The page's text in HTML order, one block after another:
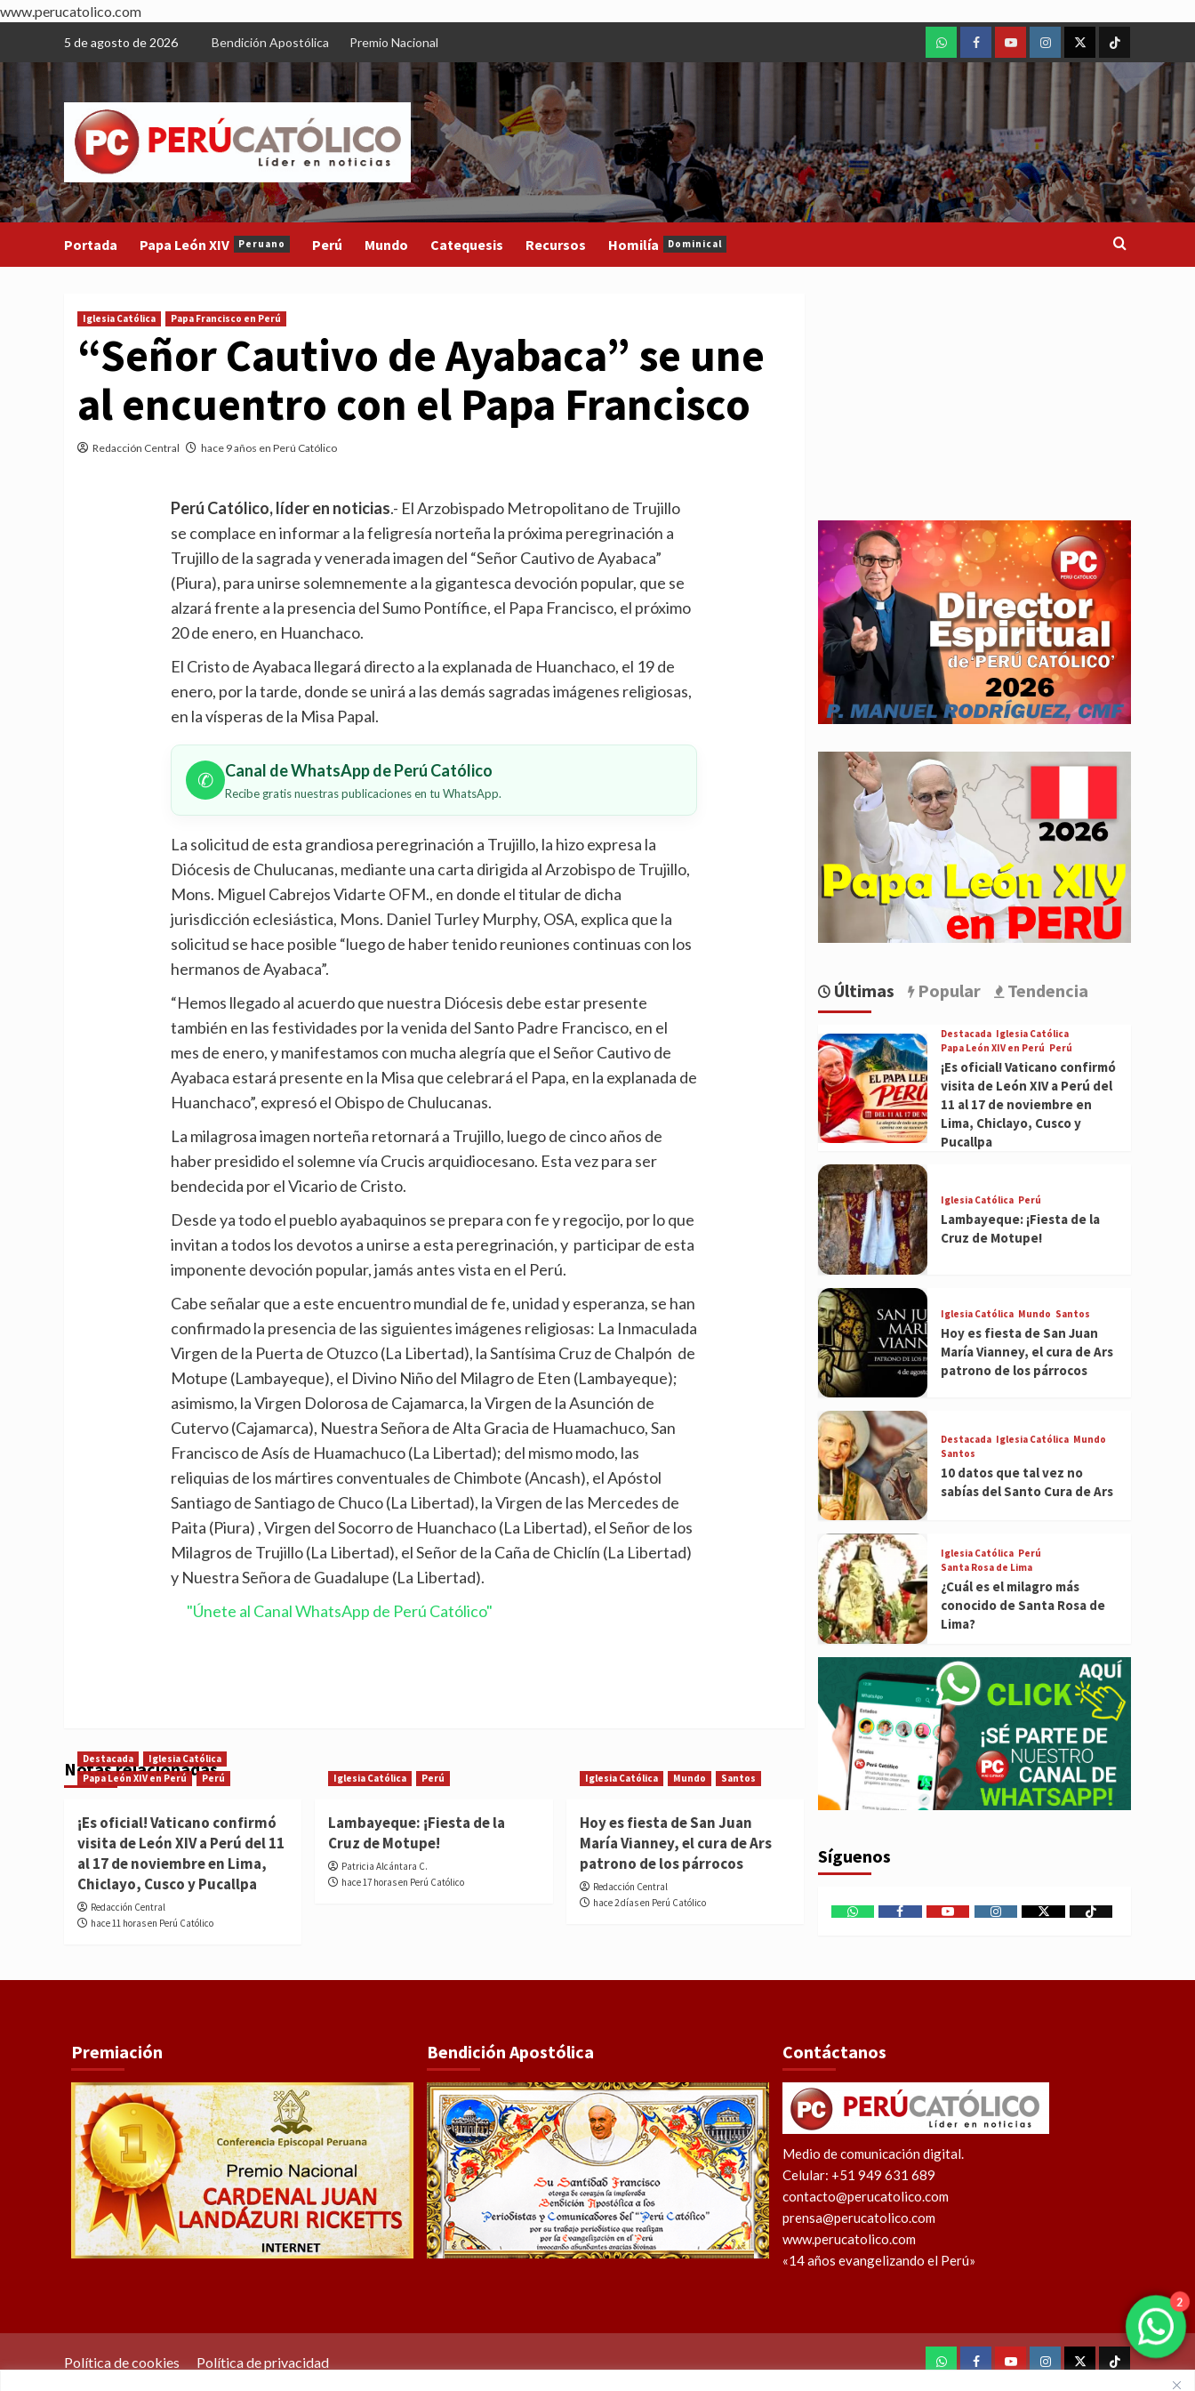
www.perucatolico.com
content
5 de agosto de 2026 Bendición Apostólica Premio Nacional
WhatsAppFacebookYoutubeInstagram
X TikTok
Portada Papa León XIV Peruano Perú Mundo Catequesis Recursos Homilía Dominical
Iglesia Católica Papa Francisco en Perú
“Señor Cautivo de Ayabaca” se une
al encuentro con el Papa Francisco
Redacción Central hace 9 años en Perú Católico
Perú Católico, líder en noticias.- El Arzobispado Metropolitano de Trujillo
se complace en informar a la feligresía norteña la próxima peregrinación a
Trujillo de la sagrada y venerada imagen del “Señor Cautivo de Ayabaca”
(Piura), para unirse solemnemente a la gigantesca devoción popular, que se
alzará frente a la presencia del Sumo Pontífice, el Papa Francisco, el próximo
20 de enero, en Huanchaco.
El Cristo de Ayabaca llegará directo a la explanada de Huanchaco, el 19 de
enero, por la tarde, donde se unirá a las demás sagradas imágenes religiosas,
en la vísperas de la Misa Papal.
✆ Canal de WhatsApp de Perú Católico
Recibe gratis nuestras publicaciones en tu WhatsApp.
La solicitud de esta grandiosa peregrinación a Trujillo, la hizo expresa la
Diócesis de Chulucanas, mediante una carta dirigida al Arzobispo de Trujillo,
Mons. Miguel Cabrejos Vidarte OFM., en donde el titular de dicha
jurisdicción eclesiástica, Mons. Daniel Turley Murphy, OSA, explica que la
solicitud se hace posible “luego de haber tenido reuniones continuas con los
hermanos de Ayabaca”.
“Hemos llegado al acuerdo que nuestra Diócesis debe estar presente
también en las festividades por la venida del Santo Padre Francisco, en el
mes de enero, y manifestamos con mucha alegría que el Señor Cautivo de
Ayabaca estará presente en la Misa que celebrará el Papa, en la explanada de
Huanchaco”, expresó el Obispo de Chulucanas.
La milagrosa imagen norteña retornará a Trujillo, luego de cinco años de
haber presidido el solemne vía Crucis arquidiocesano. Esta vez para ser
bendecida por el Vicario de Cristo.
Desde ya todo el pueblo ayabaquinos se prepara con fe y regocijo, por lo que
invitan a todos los devotos a unirse a esta peregrinación, y participar de esta
imponente devoción popular, jamás antes vista en el Perú.
Cabe señalar que a este encuentro mundial de fe, unidad y esperanza, se han
confirmado la presencia de las siguientes imágenes religiosas: La Inmaculada
Virgen de la Puerta de Otuzco (La Libertad), la Santísima Cruz de Chalpón de
Motupe (Lambayeque), el Divino Niño del Milagro de Eten (Lambayeque);
asimismo, la Virgen Dolorosa de Cajamarca, la Virgen de la Asunción de
Cutervo (Cajamarca), Nuestra Señora de Alta Gracia de Huamachuco, San
Francisco de Asís de Huamachuco (La Libertad); del mismo modo, las
reliquias de los mártires conventuales de Chimbote (Ancash), el Apóstol
Santiago de Santiago de Chuco (La Libertad), la Virgen de las Mercedes de
Paita (Piura) , Virgen del Socorro de Huanchaco (La Libertad), el Señor de los
Milagros de Trujillo (La Libertad), el Señor de la Caña de Chiclín (La Libertad)
y Nuestra Señora de Guadalupe (La Libertad).
"Únete al Canal WhatsApp de Perú Católico"
Notas relacionadas
Destacada
Iglesia Católica
Papa León XIV en Perú
Perú
¡Es oficial! Vaticano confirmó
visita de León XIV a Perú del 11
al 17 de noviembre en Lima,
Chiclayo, Cusco y Pucallpa
Redacción Central
hace 11 horas en Perú Católico
Iglesia Católica Perú
Lambayeque: ¡Fiesta de la
Cruz de Motupe!
Patricia Alcántara C.
hace 17 horas en Perú Católico
Iglesia Católica Mundo Santos
Hoy es fiesta de San Juan
María Vianney, el cura de Ars
patrono de los párrocos
Redacción Central
hace 2 días en Perú Católico
Últimas Popular Tendencia
Destacada Iglesia Católica
Papa León XIV en Perú Perú
¡Es oficial! Vaticano confirmó
visita de León XIV a Perú del
11 al 17 de noviembre en
Lima, Chiclayo, Cusco y
Pucallpa
Iglesia Católica Perú
Lambayeque: ¡Fiesta de la
Cruz de Motupe!
Iglesia Católica Mundo Santos
Hoy es fiesta de San Juan
María Vianney, el cura de Ars
patrono de los párrocos
Destacada Iglesia Católica Mundo
Santos
10 datos que tal vez no
sabías del Santo Cura de Ars
Iglesia Católica Perú
Santa Rosa de Lima
¿Cuál es el milagro más
conocido de Santa Rosa de
Lima?
Síguenos
WhatsAppFacebookYoutubeInstagram
X TikTok
Premiación Bendición Apostólica Contáctanos
Medio de comunicación digital.
Celular: +51 949 631 689
contacto@perucatolico.com
prensa@perucatolico.com
www.perucatolico.com
«14 años evangelizando el Perú»
Política de cookies Política de privacidad WhatsAppFacebookYoutubeInstagram
X TikTok
2